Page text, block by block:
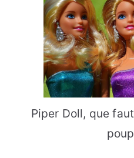
Piper Doll, que